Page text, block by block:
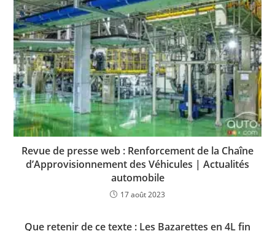
Revue de presse web : Renforcement de la Chaîne
d’Approvisionnement des Véhicules | Actualités
automobile
17 août 2023
Que retenir de ce texte : Les Bazarettes en 4L fin